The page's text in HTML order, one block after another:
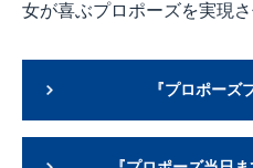
女が喜ぶプロポーズを実現さ
『プロポーズ